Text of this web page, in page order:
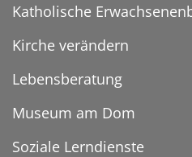
Katholische
Kirche verändern
Lebensberatung
Museum am Dom
Soziale Lerndienste